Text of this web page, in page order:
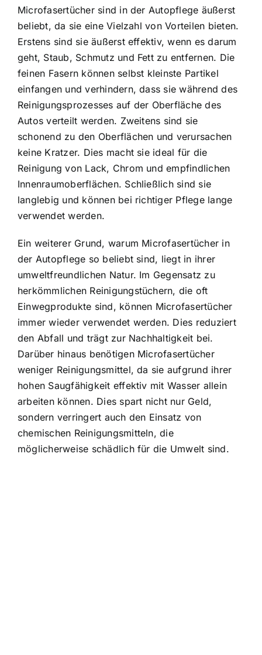
Microfasertücher sind in der Autopflege äußerst
beliebt, da sie eine Vielzahl von Vorteilen bieten.
Erstens sind sie äußerst effektiv, wenn es darum
geht, Staub, Schmutz und Fett zu entfernen. Die
feinen Fasern können selbst kleinste Partikel
einfangen und verhindern, dass sie während des
Reinigungsprozesses auf der Oberfläche des
Autos verteilt werden. Zweitens sind sie
schonend zu den Oberflächen und verursachen
keine Kratzer. Dies macht sie ideal für die
Reinigung von Lack, Chrom und empfindlichen
Innenraumoberflächen. Schließlich sind sie
langlebig und können bei richtiger Pflege lange
verwendet werden.
Ein weiterer Grund, warum Microfasertücher in
der Autopflege so beliebt sind, liegt in ihrer
umweltfreundlichen Natur. Im Gegensatz zu
herkömmlichen Reinigungstüchern, die oft
Einwegprodukte sind, können Microfasertücher
immer wieder verwendet werden. Dies reduziert
den Abfall und trägt zur Nachhaltigkeit bei.
Darüber hinaus benötigen Microfasertücher
weniger Reinigungsmittel, da sie aufgrund ihrer
hohen Saugfähigkeit effektiv mit Wasser allein
arbeiten können. Dies spart nicht nur Geld,
sondern verringert auch den Einsatz von
chemischen Reinigungsmitteln, die
möglicherweise schädlich für die Umwelt sind.